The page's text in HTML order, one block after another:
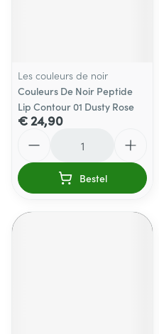
Les couleurs de noir
Couleurs De Noir Peptide
Lip Contour 01 Dusty Rose
€ 24,90
Bestel